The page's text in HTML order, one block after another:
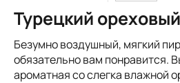
Турецкий
Безумно воздушный, мягкий
обязательно вам понравится.
ароматная со слегка влажной